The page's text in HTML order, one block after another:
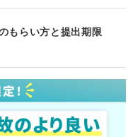
もらい方と提出期限